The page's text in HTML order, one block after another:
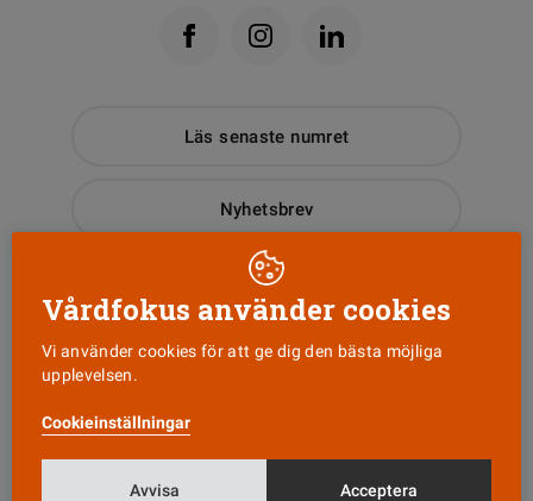
Läs senaste numret
Nyhetsbrev
Tipsa oss!
Vårdfokus använder cookies
Vi använder cookies för att ge dig den bästa möjliga
upplevelsen.
Cookieinställningar
Avvisa Acceptera